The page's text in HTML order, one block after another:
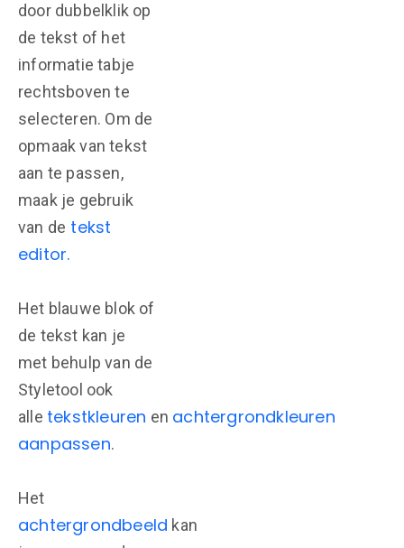
door dubbelklik op
de tekst of het
informatie tabje
rechtsboven te
selecteren. Om de
opmaak van tekst
aan te passen,
maak je gebruik
van de tekst
editor.
Het blauwe blok of
de tekst kan je
met behulp van de
Styletool ook
alle tekstkleuren en achtergrondkleuren
aanpassen.
Het
achtergrondbeeld kan